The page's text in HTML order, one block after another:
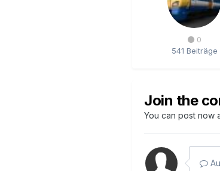
0
541 Beiträge
Join the
You can post now